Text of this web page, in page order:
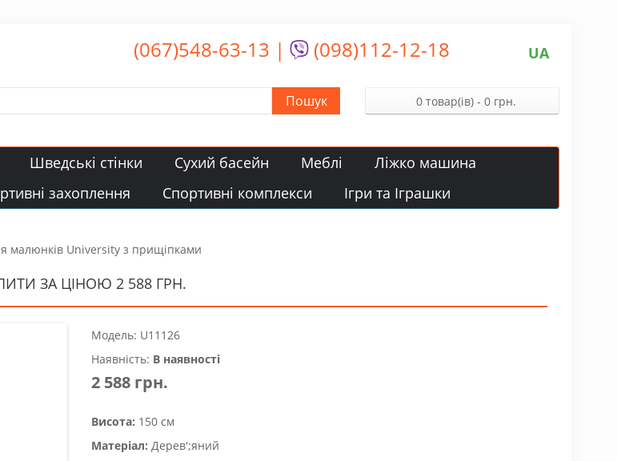
(067)548-63-13 | (098)112-12-18 UA
Пошук 0 товар(ів) - 0 грн.
Шведські стінки Сухий басейн Меблі
Ліжко машина
захоплення Спортивні комплекси Ігри та Іграшки
малюнків University з прищіпками
ЗА ЦІНОЮ 2 588 ГРН.
Модель: U11126
Наявність: В наявності
2 588 грн.
Висота: 150 см
Матеріал: Дерев';яний